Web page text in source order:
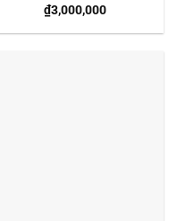
₫3,000,000